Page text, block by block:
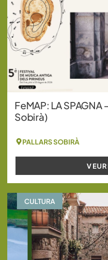
FeMAP: LA SPAGNA
Sobirà)
PALLARS SOBIRÀ
CULTURA